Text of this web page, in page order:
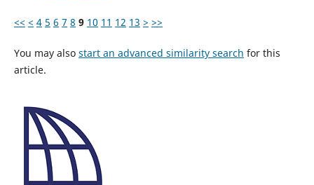
<< < 4 5 6 7 8 9 10 11 12 13 > >>
You may also start an advanced similarity search for this
article.